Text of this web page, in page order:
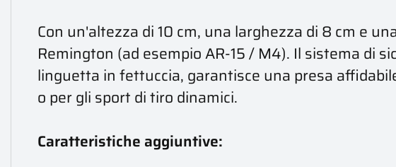
Con un'altezza di 10 cm, una larghezza di 8 cm e
Remington (ad esempio AR-15 / M4). Il sistema di
linguetta in fettuccia, garantisce una presa
o per gli sport di tiro dinamici.
Caratteristiche aggiuntive: